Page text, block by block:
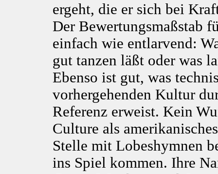
ergeht, die er sich bei
Der Bewertungsmaßstab
einfach wie entlarvend:
gut tanzen läßt oder was
Ebenso ist gut, was
vorhergehenden Kultur
Referenz erweist. Kein
Culture als
Stelle mit Lobeshymnen
ins Spiel kommen. Ihre